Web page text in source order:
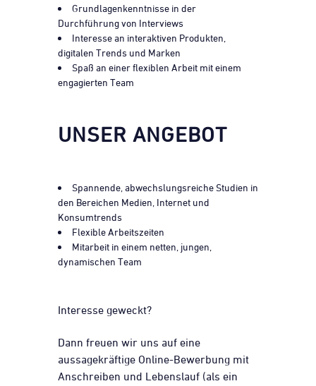
Grundlagenkenntnisse in der
Durchführung von Interviews
Interesse an interaktiven Produkten,
digitalen Trends und Marken
Spaß an einer flexiblen Arbeit mit einem
engagierten Team
UNSER ANGEBOT
Spannende, abwechslungsreiche Studien in
den Bereichen Medien, Internet und
Konsumtrends
Flexible Arbeitszeiten
Mitarbeit in einem netten, jungen,
dynamischen Team
Interesse geweckt?
Dann freuen wir uns auf eine
aussagekräftige Online-Bewerbung mit
Anschreiben und Lebenslauf (als ein